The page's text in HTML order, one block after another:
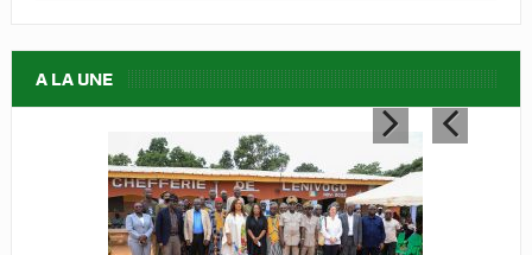
A LA UNE